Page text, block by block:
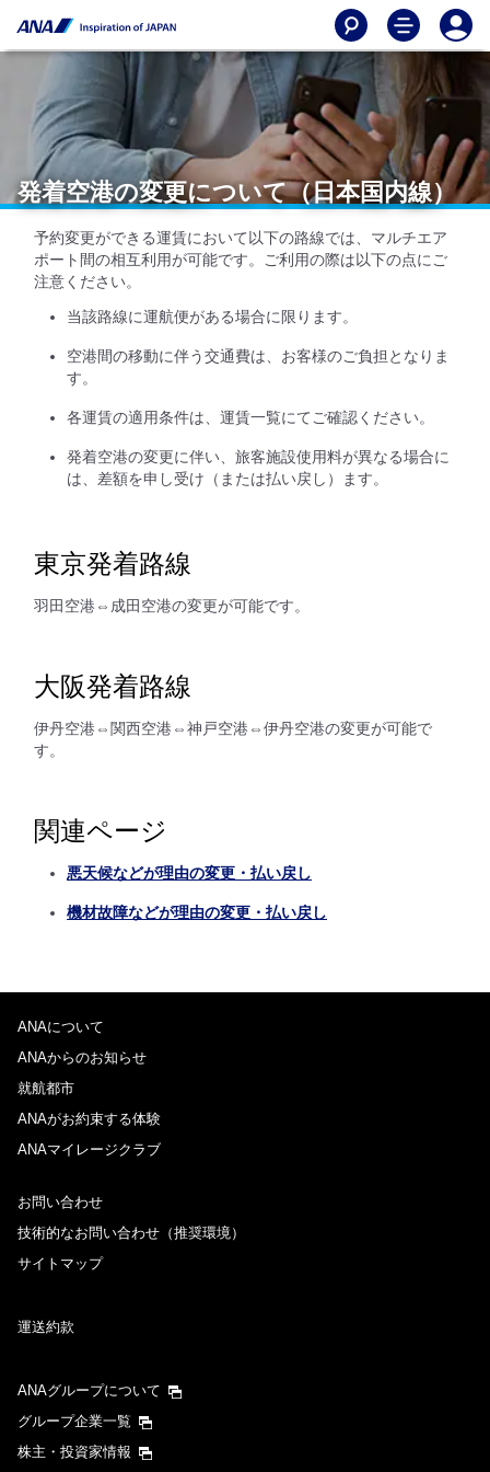
発着空港の変更について（日本国内線）
予約変更ができる運賃において以下の路線では、マルチエア
ポート間の相互利用が可能です。ご利用の際は以下の点にご
注意ください。
当該路線に運航便がある場合に限ります。
空港間の移動に伴う交通費は、お客様のご負担となりま
す。
各運賃の適用条件は、運賃一覧にてご確認ください。
発着空港の変更に伴い、旅客施設使用料が異なる場合に
は、差額を申し受け（または払い戻し）ます。
東京発着路線
羽田空港⇔成田空港の変更が可能です。
大阪発着路線
伊丹空港⇔関西空港⇔神戸空港⇔伊丹空港の変更が可能で
す。
関連ページ
悪天候などが理由の変更・払い戻し
機材故障などが理由の変更・払い戻し
ANAについて
ANAからのお知らせ
就航都市
ANAがお約束する体験
ANAマイレージクラブ
お問い合わせ
技術的なお問い合わせ（推奨環境）
サイトマップ
運送約款
ANAグループについて
グループ企業一覧
株主・投資家情報